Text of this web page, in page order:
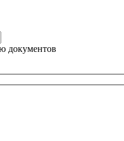
документов